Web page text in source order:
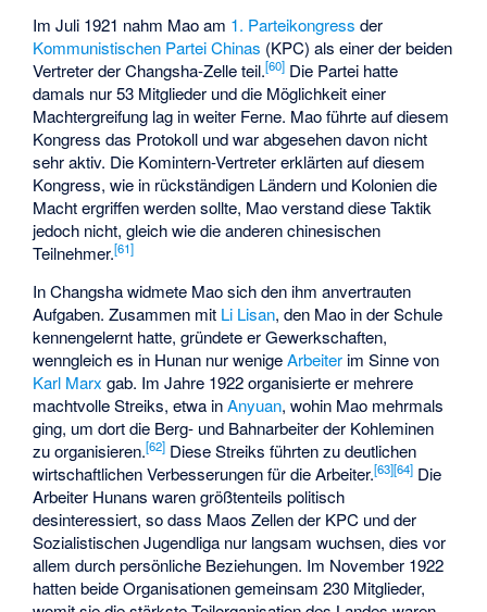
Im Juli 1921 nahm Mao am 1. Parteikongress der
Kommunistischen Partei Chinas (KPC) als einer der beiden
Vertreter der Changsha-Zelle teil.[60] Die Partei hatte
damals nur 53 Mitglieder und die Möglichkeit einer
Machtergreifung lag in weiter Ferne. Mao führte auf diesem
Kongress das Protokoll und war abgesehen davon nicht
sehr aktiv. Die Komintern-Vertreter erklärten auf diesem
Kongress, wie in rückständigen Ländern und Kolonien die
Macht ergriffen werden sollte, Mao verstand diese Taktik
jedoch nicht, gleich wie die anderen chinesischen
Teilnehmer.[61]
In Changsha widmete Mao sich den ihm anvertrauten
Aufgaben. Zusammen mit Li Lisan, den Mao in der Schule
kennengelernt hatte, gründete er Gewerkschaften,
wenngleich es in Hunan nur wenigeArbeiter im Sinne von
Karl Marx gab. Im Jahre 1922 organisierte er mehrere
machtvolle Streiks, etwa inAnyuan, wohin Mao mehrmals
ging, um dort die Berg- und Bahnarbeiter der Kohleminen
zu organisieren.[62] Diese Streiks führten zu deutlichen
wirtschaftlichen Verbesserungen für die Arbeiter.[63][64] Die
Arbeiter Hunans waren größtenteils politisch
desinteressiert, so dass Maos Zellen der KPC und der
Sozialistischen Jugendliga nur langsam wuchsen, dies vor
allem durch persönliche Beziehungen. Im November 1922
hatten beide Organisationen gemeinsam 230 Mitglieder,